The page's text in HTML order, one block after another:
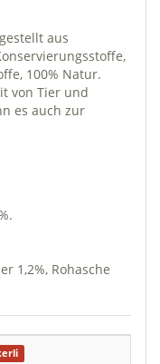
aus
100% Natur.
von Tier und
es auch zur
1,2%, Rohasche